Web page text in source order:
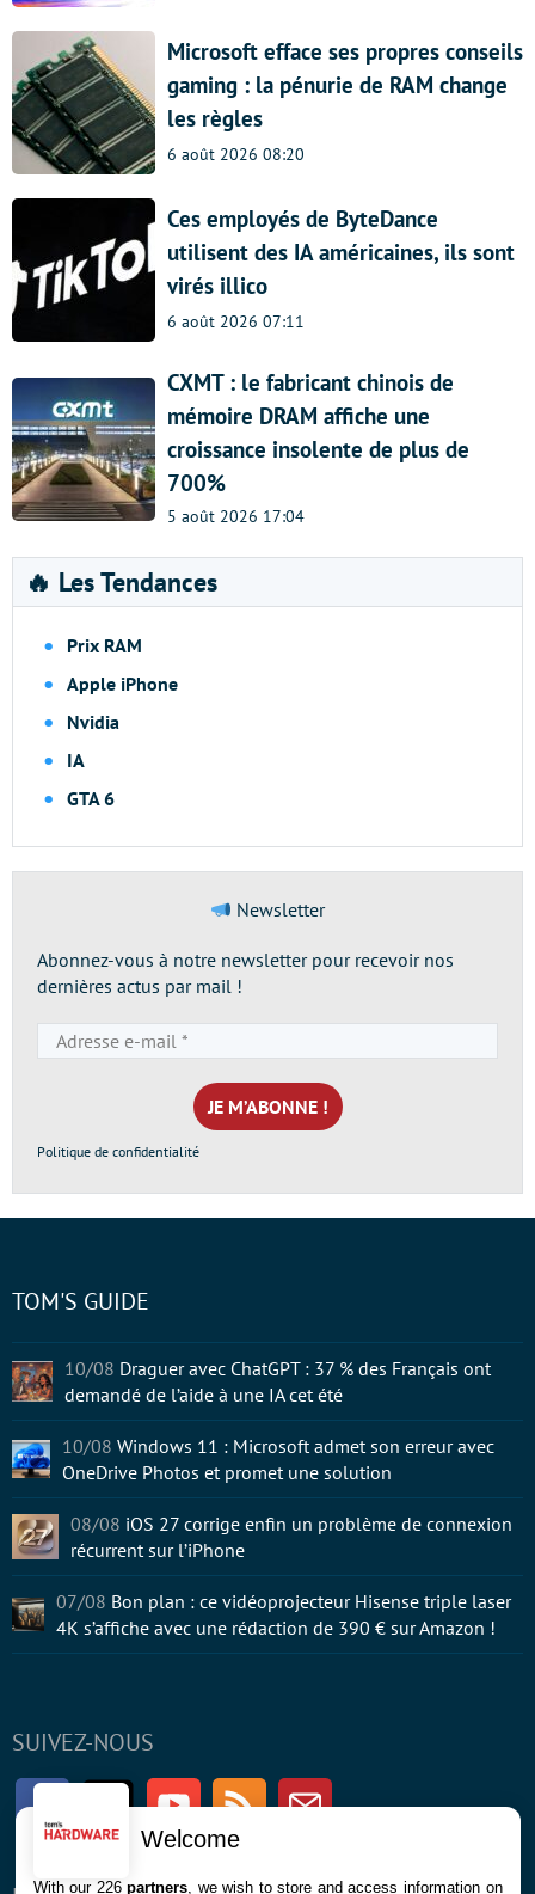
Microsoft efface ses propres conseils
gaming : la pénurie de RAM change
les règles
6 août 2026 08:20
Ces employés de ByteDance
utilisent des IA américaines, ils sont
virés illico
6 août 2026 07:11
CXMT : le fabricant chinois de
mémoire DRAM affiche une
croissance insolente de plus de
700%
5 août 2026 17:04
🔥 Les Tendances
Prix RAM
Apple iPhone
Nvidia
IA
GTA 6
Newsletter
Abonnez-vous à notre newsletter pour recevoir nos
dernières actus par mail !
e-
mail
*
Politique de confidentialité
SUIVEZ-NOUS
FacebookTwitter Youtube RSS Newsletter
TOM'S GUIDE
10/08 Draguer avec ChatGPT : 37 % des Français ont
demandé de l’aide à une IA cet été
10/08 Windows 11 : Microsoft admet son erreur avec
OneDrive Photos et promet une solution
08/08 iOS 27 corrige enfin un problème de connexion
récurrent sur l’iPhone
07/08 Bon plan : ce vidéoprojecteur Hisense triple laser
4K s’affiche avec une rédaction de 390 € sur Amazon !
Welcome
With our 226partners , we wish to store and access information on